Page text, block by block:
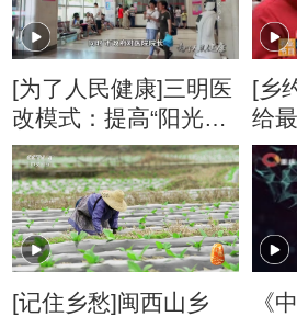
[为了人民健康]三明医
改模式：提高“阳光收
入”杜绝“以药补医”
[乡
给
[记住乡愁]闽西山乡
《